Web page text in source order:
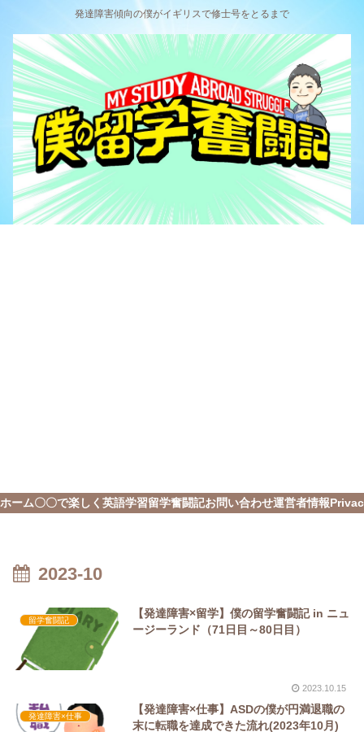
発達障害傾向の僕がイギリスで修士号をとるまで
ホーム〇〇で楽しく英語学習留学奮闘記お問い合わせ運営者情報
2023-10
留学奮闘記
【発達障害×留学】僕の留学奮闘記 in ニュ
ージーランド（71日目～80日目）
2023.10.15
発達障害×仕事
【発達障害×仕事】ASDの僕が円満退職の
末に転職を達成できた流れ(2023年10月)